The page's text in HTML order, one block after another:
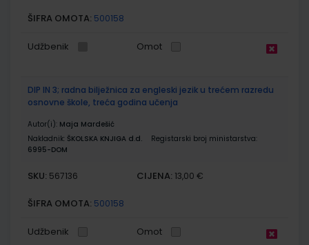
ŠIFRA OMOTA: 500158
Udžbenik Omot
DIP IN 3; radna bilježnica za engleski jezik u trećem razredu
osnovne škole, treća godina učenja
Autor(i): Maja Mardešić
Nakladnik: ŠKOLSKA KNJIGA d.d.
Registarski broj ministarstva:
6995-DOM
SKU: 567136 CIJENA: 13,00 €
ŠIFRA OMOTA: 500158
Udžbenik Omot